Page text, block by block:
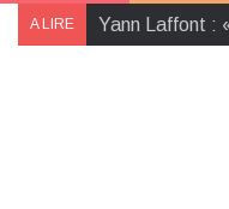
A LIRE Yann Laffont :